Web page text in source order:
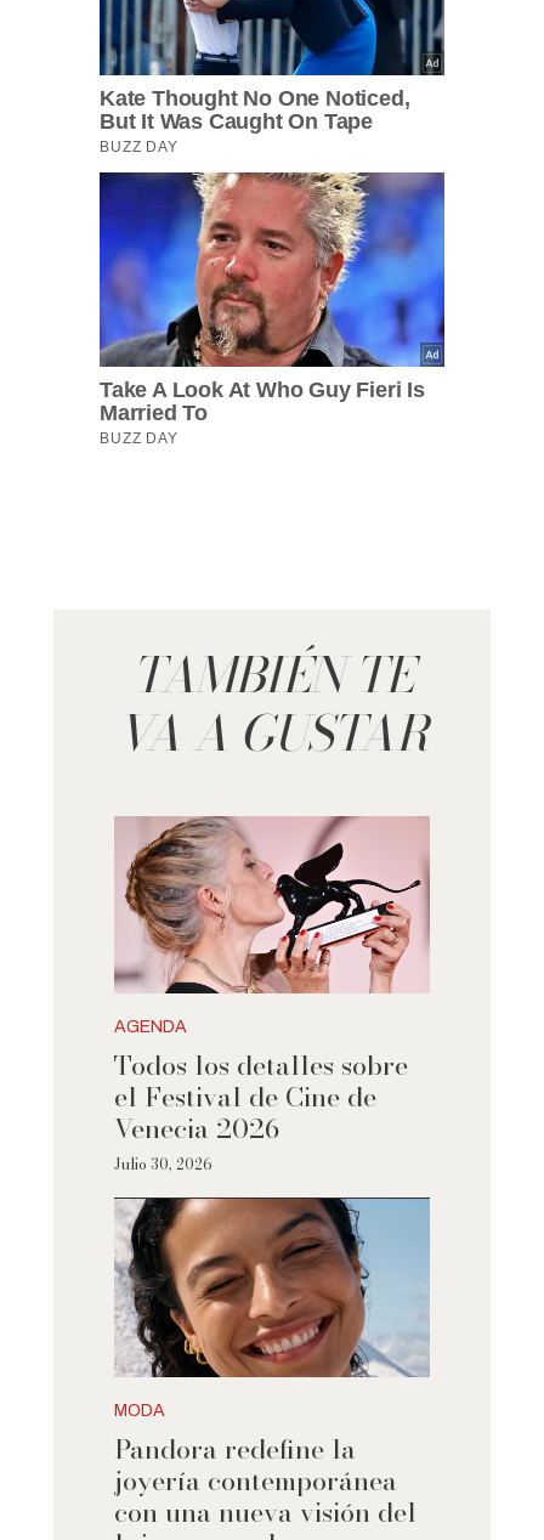
TAMBIÉN TE
VA A GUSTAR
AGENDA
Todos los detalles sobre
el Festival de Cine de
Venecia 2026
Julio 30, 2026
MODA
Pandora redefine la
joyería contemporánea
con una nueva visión del